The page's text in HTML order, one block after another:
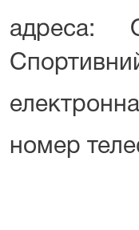
адреса:
номер